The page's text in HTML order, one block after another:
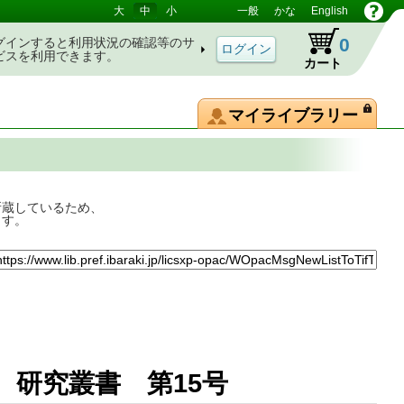
大 中 小 一般 かな English
インすると利用状況の確認等のサ
スを利用できます。
カート
0
マイライブラリー
しているため、
。
研究叢書 第15号